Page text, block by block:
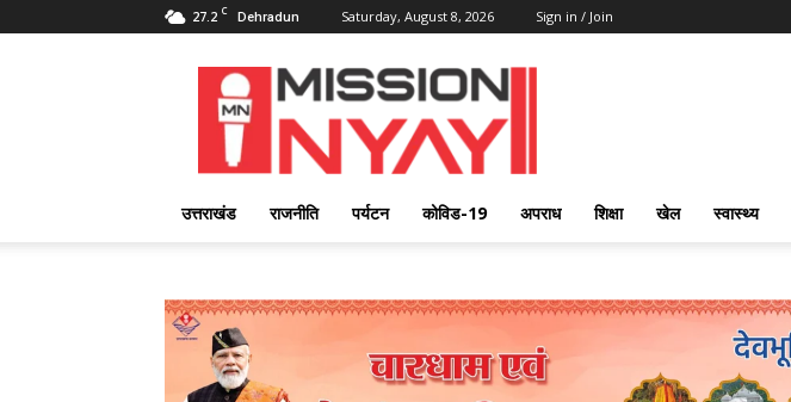
27.2 C Dehradun Saturday, August 8, 2026 Sign in / Join
Mission
Nyay
उत्तराखंड राजनीति पर्यटन कोविड-19 अपराध शिक्षा खेल स्वास्थ्य